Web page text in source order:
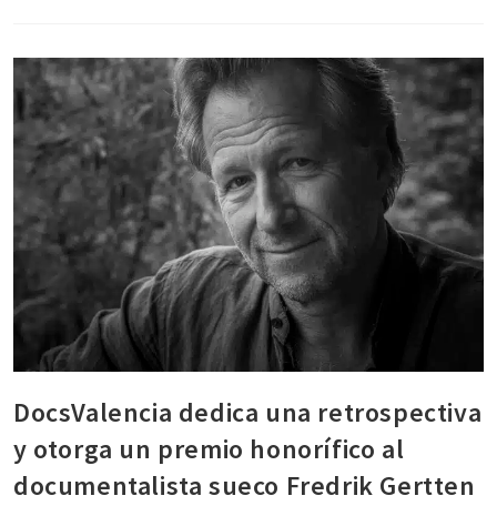
DocsValencia dedica una retrospectiva
y otorga un premio honorífico al
documentalista sueco Fredrik Gertten